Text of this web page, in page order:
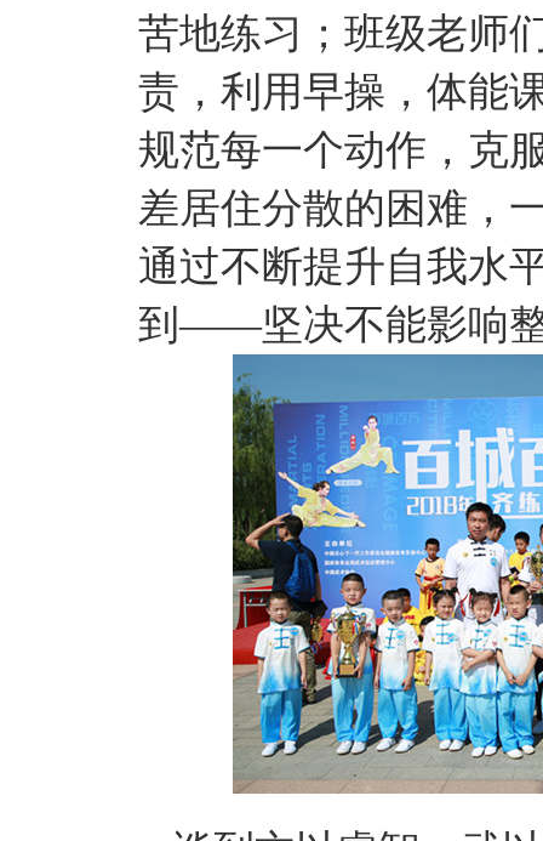
苦地练习；班级老师
责，利用早操，体能
规范每一个动作，克
差居住分散的困难，
通过不断提升自我水
到——坚决不能影响